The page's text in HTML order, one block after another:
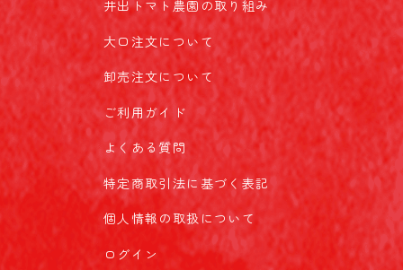
井出トマト農園の取り組み
大口注文について
卸売注文について
ご利用ガイド
よくある質問
特定商取引法に基づく表記
個人情報の取扱について
ログイン